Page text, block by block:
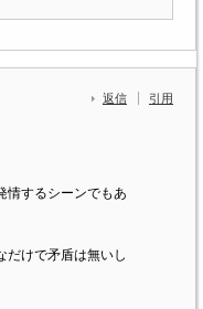
返信 引用
情するシーンでもあ
だけで矛盾は無いし